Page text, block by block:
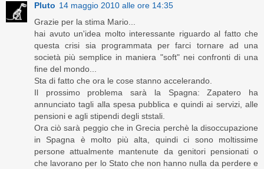
Pluto 14 maggio 2010 alle ore 14:35
Grazie per la stima Mario...
hai avuto un'idea molto interessante riguardo al fatto che
questa crisi sia programmata per farci tornare ad una
società più semplice in maniera "soft" nei confronti di una
fine del mondo...
Sta di fatto che ora le cose stanno accelerando.
Il prossimo problema sarà la Spagna: Zapatero ha
annunciato tagli alla spesa pubblica e quindi ai servizi, alle
pensioni e agli stipendi degli ststali.
Ora ciò sarà peggio che in Grecia perchè la disoccupazione
in Spagna è molto più alta, quindi ci sono moltissime
persone attualmente mantenute da genitori pensionati o
che lavorano per lo Stato che non hanno nulla da perdere e